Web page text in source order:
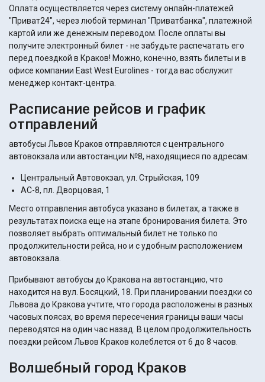
Оплата осуществляется через систему онлайн-платежей
"Приват24", через любой терминал "Приватбанка", платежной
картой или же денежным переводом. После оплаты вы
получите электронный билет - не забудьте распечатать его
перед поездкой в Краков! Можно, конечно, взять билеты и в
офисе компании East West Eurolines - тогда вас обслужит
менеджер контакт-центра.
Расписание рейсов и график
отправлений
автобусы Львов Краков отправляются с центрального
автовокзала или автостанции №8, находящиеся по адресам:
Центральный Автовокзал, ул. Стрыйская, 109
АС-8, пл. Дворцовая, 1
Место отправления автобуса указано в билетах, а также в
результатах поиска еще на этапе бронирования билета. Это
позволяет выбрать оптимальный билет не только по
продолжительности рейса, но и с удобным расположением
автовокзала.
Прибывают автобусы до Кракова на автостанцию, что
находится на вул. Босяцкий, 18. При планировании поездки со
Львова до Кракова учтите, что города расположены в разных
часовых поясах, во время пересечения границы ваши часы
переводятся на один час назад. В целом продолжительность
поездки рейсом Львов Краков колеблется от 6 до 8 часов.
Волшебный город Краков